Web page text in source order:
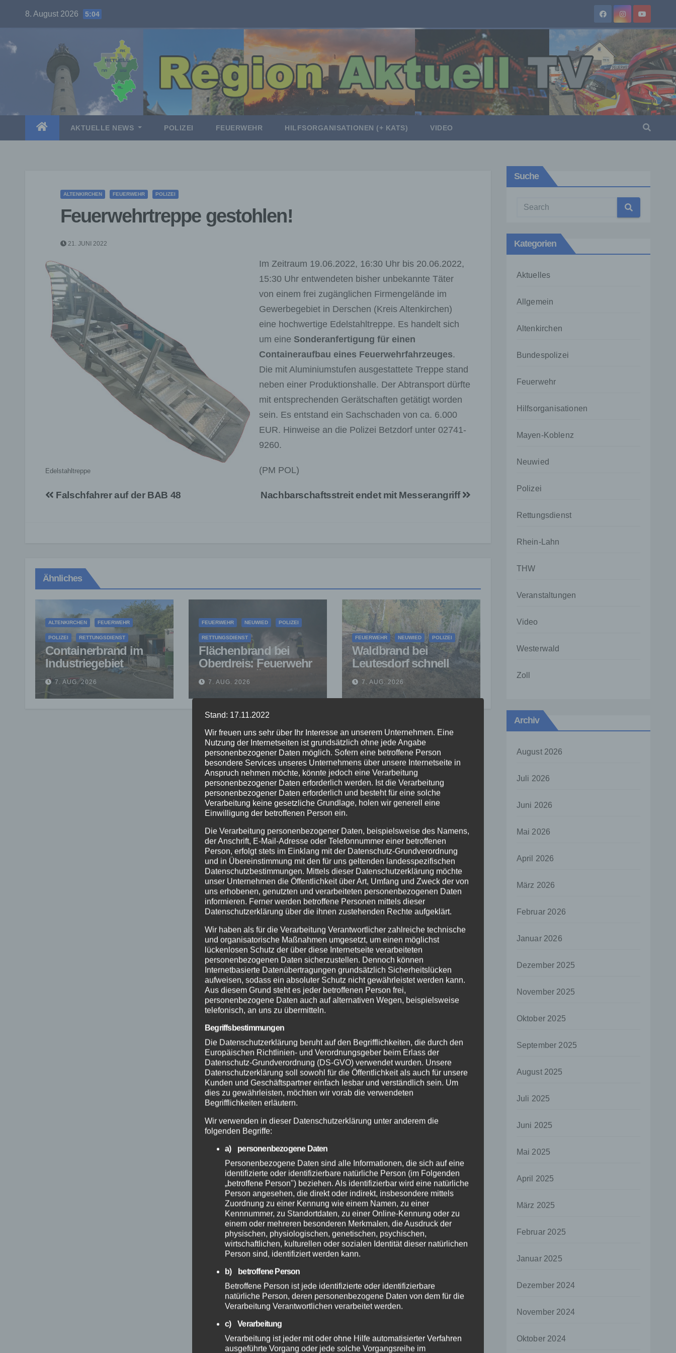
8. August 2026 5:04
AKTUELLE NEWS POLIZEI FEUERWEHR HILFSORGANISATIONEN (+ KATS) VIDEO
ALTENKIRCHEN FEUERWEHR POLIZEI
Feuerwehrtreppe gestohlen!
21. JUNI 2022
Edelstahltreppe
Im Zeitraum 19.06.2022, 16:30 Uhr bis 20.06.2022,
15:30 Uhr entwendeten bisher unbekannte Täter
von einem frei zugänglichen Firmengelände im
Gewerbegebiet in Derschen (Kreis Altenkirchen)
eine hochwertige Edelstahltreppe. Es handelt sich
um eine Sonderanfertigung für einen
Containeraufbau eines Feuerwehrfahrzeuges.
Die mit Aluminiumstufen ausgestattete Treppe stand
neben einer Produktionshalle. Der Abtransport dürfte
mit entsprechenden Gerätschaften getätigt worden
sein. Es entstand ein Sachschaden von ca. 6.000
EUR. Hinweise an die Polizei Betzdorf unter 02741-
9260.
(PM POL)
Beitragsnavigation Nachbarschaftsstreit endet mit Messerangriff
Falschfahrer auf der BAB 48
Ähnliches
ALTENKIRCHEN FEUERWEHR
POLIZEI RETTUNGSDIENST
Containerbrand im
Industriegebiet
Horhausen:
Feuerwehr verhindert
weitere Ausbreitung
7. AUG. 2026
FEUERWEHR NEUWIED POLIZEI
RETTUNGSDIENST
Flächenbrand bei
Oberdreis: Feuerwehr
verhindert Übergreifen
auf Waldgebiet
7. AUG. 2026
FEUERWEHR NEUWIED POLIZEI
Waldbrand bei
Leutesdorf schnell
gelöscht – Feuerwehr
warnt vor erhöhter
Brandgefahr
7. AUG. 2026
Suche
Kategorien
Aktuelles
Allgemein
Altenkirchen
Bundespolizei
Feuerwehr
Hilfsorganisationen
Mayen-Koblenz
Neuwied
Polizei
Rettungsdienst
Rhein-Lahn
THW
Veranstaltungen
Video
Westerwald
Zoll
Archiv
August 2026
Juli 2026
Juni 2026
Mai 2026
April 2026
März 2026
Februar 2026
Januar 2026
Dezember 2025
November 2025
Oktober 2025
September 2025
August 2025
Juli 2025
Juni 2025
Mai 2025
April 2025
März 2025
Februar 2025
Januar 2025
Dezember 2024
November 2024
Oktober 2024
Stand: 17.11.2022
Wir freuen uns sehr über Ihr Interesse an unserem Unternehmen. Eine
Nutzung der Internetseiten ist grundsätzlich ohne jede Angabe
personenbezogener Daten möglich. Sofern eine betroffene Person
besondere Services unseres Unternehmens über unsere Internetseite in
Anspruch nehmen möchte, könnte jedoch eine Verarbeitung
personenbezogener Daten erforderlich werden. Ist die Verarbeitung
personenbezogener Daten erforderlich und besteht für eine solche
Verarbeitung keine gesetzliche Grundlage, holen wir generell eine
Einwilligung der betroffenen Person ein.
Die Verarbeitung personenbezogener Daten, beispielsweise des Namens,
der Anschrift, E-Mail-Adresse oder Telefonnummer einer betroffenen
Person, erfolgt stets im Einklang mit der Datenschutz-Grundverordnung
und in Übereinstimmung mit den für uns geltenden landesspezifischen
Datenschutzbestimmungen. Mittels dieser Datenschutzerklärung möchte
unser Unternehmen die Öffentlichkeit über Art, Umfang und Zweck der von
uns erhobenen, genutzten und verarbeiteten personenbezogenen Daten
informieren. Ferner werden betroffene Personen mittels dieser
Datenschutzerklärung über die ihnen zustehenden Rechte aufgeklärt.
Wir haben als für die Verarbeitung Verantwortlicher zahlreiche technische
und organisatorische Maßnahmen umgesetzt, um einen möglichst
lückenlosen Schutz der über diese Internetseite verarbeiteten
personenbezogenen Daten sicherzustellen. Dennoch können
Internetbasierte Datenübertragungen grundsätzlich Sicherheitslücken
aufweisen, sodass ein absoluter Schutz nicht gewährleistet werden kann.
Aus diesem Grund steht es jeder betroffenen Person frei,
personenbezogene Daten auch auf alternativen Wegen, beispielsweise
telefonisch, an uns zu übermitteln.
Begriffsbestimmungen
Die Datenschutzerklärung beruht auf den Begrifflichkeiten, die durch den
Europäischen Richtlinien- und Verordnungsgeber beim Erlass der
Datenschutz-Grundverordnung (DS-GVO) verwendet wurden. Unsere
Datenschutzerklärung soll sowohl für die Öffentlichkeit als auch für unsere
Kunden und Geschäftspartner einfach lesbar und verständlich sein. Um
dies zu gewährleisten, möchten wir vorab die verwendeten
Begrifflichkeiten erläutern.
Wir verwenden in dieser Datenschutzerklärung unter anderem die
folgenden Begriffe:
a) personenbezogene Daten
Personenbezogene Daten sind alle Informationen, die sich auf eine
identifizierte oder identifizierbare natürliche Person (im Folgenden
„betroffene Person") beziehen. Als identifizierbar wird eine natürliche
Person angesehen, die direkt oder indirekt, insbesondere mittels
Zuordnung zu einer Kennung wie einem Namen, zu einer
Kennnummer, zu Standortdaten, zu einer Online-Kennung oder zu
einem oder mehreren besonderen Merkmalen, die Ausdruck der
physischen, physiologischen, genetischen, psychischen,
wirtschaftlichen, kulturellen oder sozialen Identität dieser natürlichen
Person sind, identifiziert werden kann.
b) betroffene Person
Betroffene Person ist jede identifizierte oder identifizierbare
natürliche Person, deren personenbezogene Daten von dem für die
Verarbeitung Verantwortlichen verarbeitet werden.
c) Verarbeitung
Verarbeitung ist jeder mit oder ohne Hilfe automatisierter Verfahren
ausgeführte Vorgang oder jede solche Vorgangsreihe im